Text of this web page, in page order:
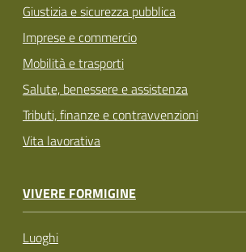
Giustizia e sicurezza pubblica
Imprese e commercio
Mobilità e trasporti
Salute, benessere e assistenza
Tributi, finanze e contravvenzioni
Vita lavorativa
VIVERE FORMIGINE
Luoghi